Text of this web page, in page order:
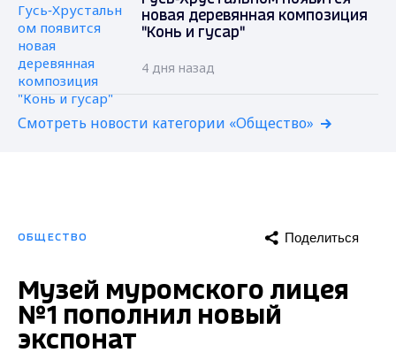
новая деревянная композиция
"Конь и гусар"
4 дня назад
Смотреть новости категории «Общество»
ОБЩЕСТВО Поделиться
Музей муромского лицея
№1 пополнил новый
экспонат